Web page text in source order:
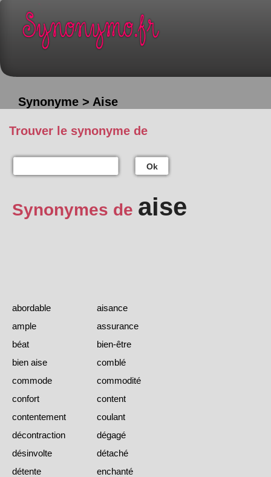
Synonyme > Aise
Trouver le synonyme de
Ok
Synonymes de aise
abordable
aisance
ample
assurance
béat
bien-être
bien aise
comblé
commode
commodité
confort
content
contentement
coulant
décontraction
dégagé
désinvolte
détaché
détente
enchanté